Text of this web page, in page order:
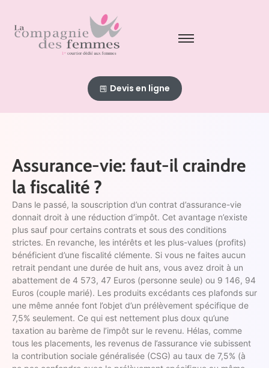
Devis en ligne
Assurance-vie: faut-il craindre
la fiscalité ?
Dans le passé, la souscription d’un contrat d’assurance-vie
donnait droit à une réduction d’impôt. Cet avantage n’existe
plus sauf pour certains contrats et sous des conditions
strictes. En revanche, les intérêts et les plus-values (profits)
bénéficient d’une fiscalité clémente. Si vous ne faites aucun
retrait pendant une durée de huit ans, vous avez droit à un
abattement de 4 573, 47 Euros (personne seule) ou 9 146, 94
Euros (couple marié). Les produits excédants ces plafonds sur
une même année font l’objet d’un prélèvement spécifique de
7,5% seulement. Ce qui est nettement plus doux qu’une
taxation au barème de l’impôt sur le revenu. Hélas, comme
tous les placements, les revenus de l’assurance vie subissent
la contribution sociale généralisée (CSG) au taux de 7,5% (à